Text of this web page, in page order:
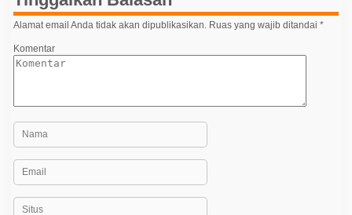
o
s
Alamat email Anda tidak akan dipublikasikan. Ruas yang wajib ditandai *
Komentar